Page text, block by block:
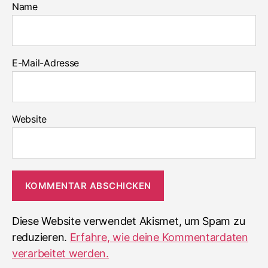
Name
E-Mail-Adresse
Website
Diese Website verwendet Akismet, um Spam zu
reduzieren. Erfahre, wie deine Kommentardaten
verarbeitet werden.